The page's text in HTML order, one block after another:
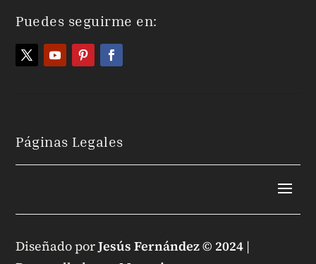
Puedes seguirme en:
Páginas Legales
Diseñado porJesús Fernández © 2024 |